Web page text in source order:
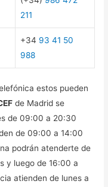
211
+34 93 41 50
988
estos pueden
de Madrid se
de 09:00 a 20:30
de 09:00 a 14:00
podrán atenderte de
y luego de 16:00 a
atienden de lunes a